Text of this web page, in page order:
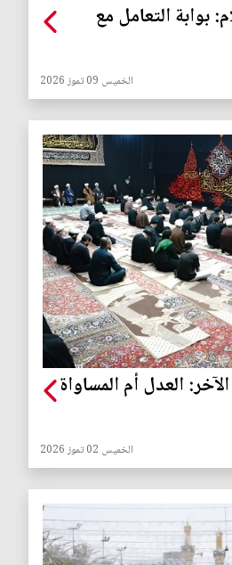
بوابة التعامل مع
الخميس 09 تموز 2026
العدل أم المساواة
الخميس 02 تموز 2026